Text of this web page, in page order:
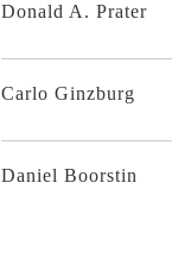
Donald A. Prater
Carlo Ginzburg
Daniel Boorstin